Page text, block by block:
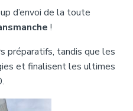
d’envoi de la toute
!
préparatifs, tandis que les
et finalisent les ultimes